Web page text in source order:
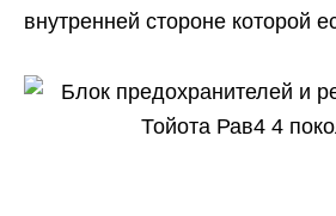
внутренней стороне которой